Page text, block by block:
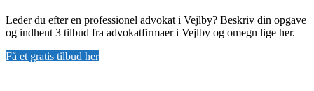
Leder du efter en professionel advokat i Vejlby? Beskriv din opgave
og indhent 3 tilbud fra advokatfirmaer i Vejlby og omegn lige her.
Få et gratis tilbud her